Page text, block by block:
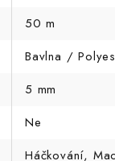
50 m
Bavlna /
5 mm
Ne
Háčkování,